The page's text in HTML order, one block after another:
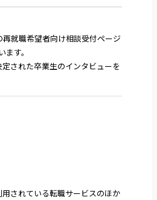
就職希望者向け相談受付ページ
す。
された卒業生のインタビューを
されている転職サービスのほか